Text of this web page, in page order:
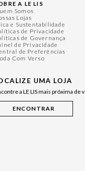
A LE LIS
Somos
Lojas
e Sustentabilidade
de Privacidade
de Governança
de Privacidade
de Preferências
Com Verso
UMA LOJA
a LE LIS mais próxima de